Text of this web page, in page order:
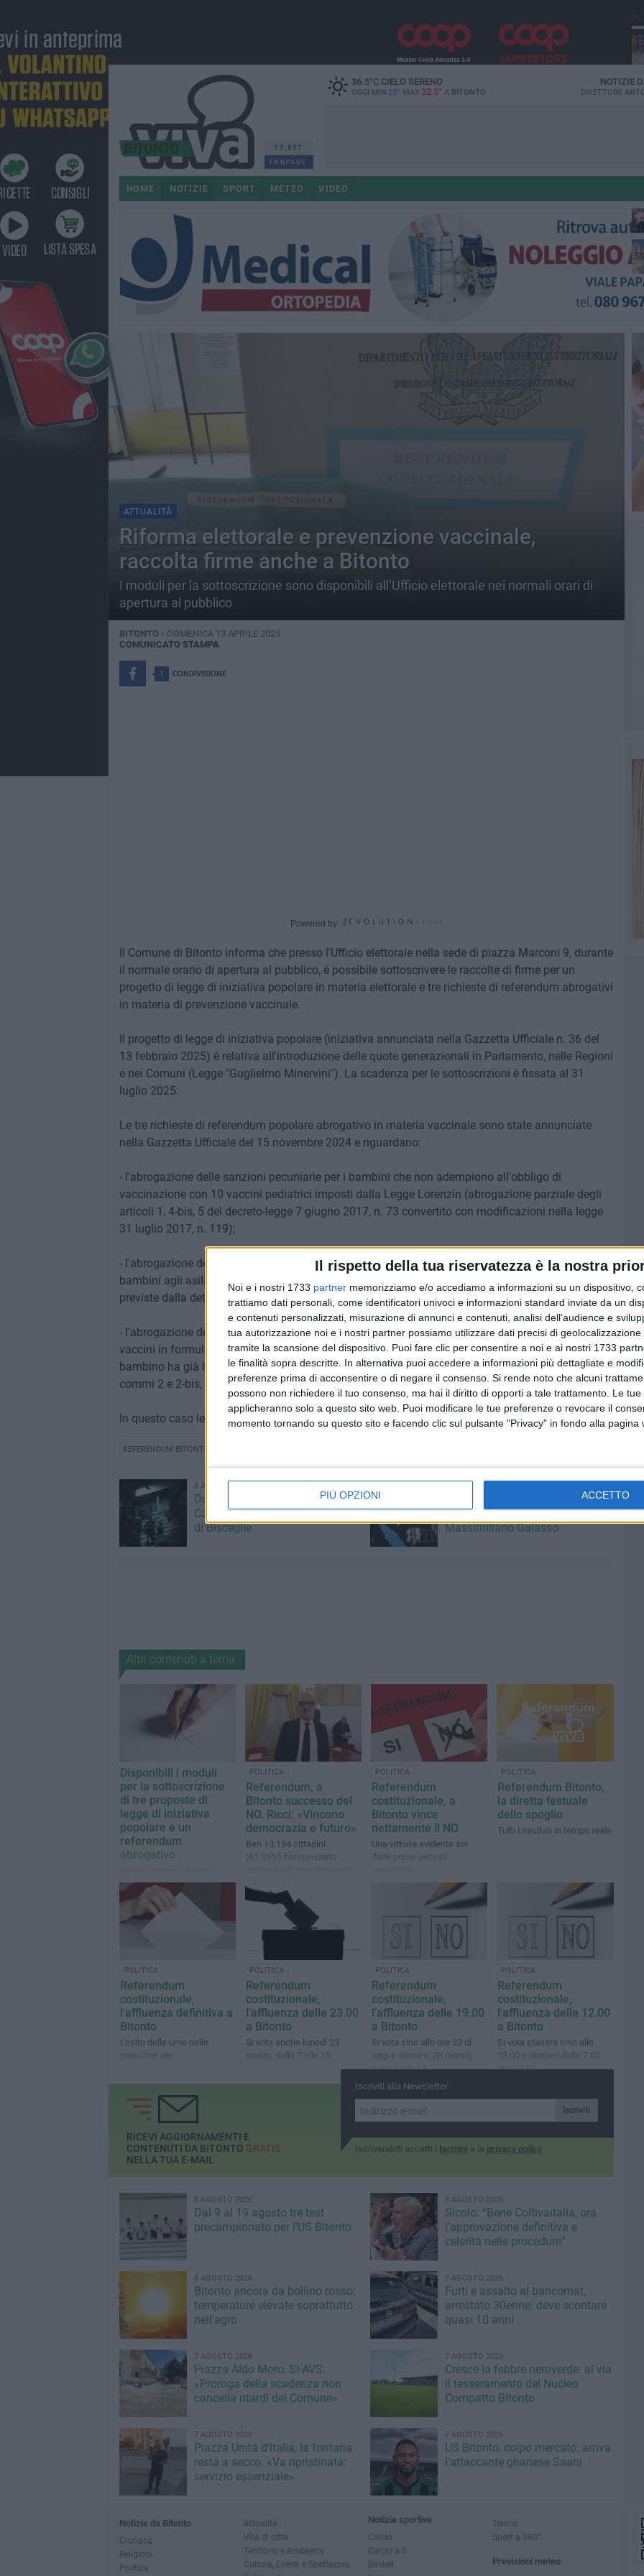
Il rispetto della tua riservatezza è la nostra
Noi e i nostri 1733 partner memorizziamo e/o accediamo a informazioni su un dispositivo,
trattiamo dati personali, come identificatori univoci e informazioni standard inviate da un
e contenuti personalizzati, misurazione di annunci e contenuti, analisi dell'audience e
tua autorizzazione noi e i nostri partner possiamo utilizzare dati precisi di
tramite la scansione del dispositivo. Puoi fare clic per consentire a noi e ai nostri 1733
le finalità sopra descritte. In alternativa puoi accedere a informazioni più dettagliate e
preferenze prima di acconsentire o di negare il consenso. Si rende noto che alcuni
possono non richiedere il tuo consenso, ma hai il diritto di opporti a tale trattamento. Le
applicheranno solo a questo sito web. Puoi modificare le tue preferenze o revocare il
momento tornando su questo sito e facendo clic sul pulsante "Privacy" in fondo alla pagina
PIÙ OPZIONI ACCETTO
17.877
FANPAGE
36.5°CCIELO SERENO
OGGI MIN 25° MAX 32.5° A BITONTO
NOTIZIE
DIRETTORE
HOME NOTIZIE SPORT METEO VIDEO
ATTUALITÀ
Riforma elettorale e prevenzione vaccinale,
raccolta firme anche a Bitonto
I moduli per la sottoscrizione sono disponibili all’Ufficio elettorale nei normali orari di
apertura al pubblico
BITONTO - DOMENICA 13 APRILE 2025
COMUNICATO STAMPA
1 CONDIVISIONE
Powered by
Il Comune di Bitonto informa che presso l'Ufficio elettorale nella sede di piazza Marconi 9, durante
il normale orario di apertura al pubblico, è possibile sottoscrivere le raccolte di firme per un
progetto di legge di iniziativa popolare in materia elettorale e tre richieste di referendum abrogativi
in materia di prevenzione vaccinale.
Il progetto di legge di iniziativa popolare (iniziativa annunciata nella Gazzetta Ufficiale n. 36 del
13 febbraio 2025) è relativa all'introduzione delle quote generazionali in Parlamento, nelle Regioni
e nei Comuni (Legge "Guglielmo Minervini"). La scadenza per le sottoscrizioni è fissata al 31
luglio 2025.
Le tre richieste di referendum popolare abrogativo in materia vaccinale sono state annunciate
nella Gazzetta Ufficiale del 15 novembre 2024 e riguardano:
- l'abrogazione delle sanzioni pecuniarie per i bambini che non adempiono all'obbligo di
vaccinazione con 10 vaccini pediatrici imposti dalla Legge Lorenzin (abrogazione parziale degli
articoli 1, 4-bis, 5 del decreto-legge 7 giugno 2017, n. 73 convertito con modificazioni nella legge
31 luglio 2017, n. 119);
- l'abrogazione delle disposizioni della Legge c.d. Lorenzin che condizionano l'iscrizione dei
bambini agli asili nido e alle scuole dell'infanzia all'espletamento delle vaccinazioni obbligatorie
previste dalla detta legge (abrogazione parziale articoli 3 e 3-bis del D.L. n. 73/2017);
- l'abrogazione delle disposizioni della Legge c.d. Lorenzin che prevedono la somministrazione di
vaccini in formulazione combinata contenenti anche l'antigene della malattia per la quale il
bambino ha già l'immunità naturale da avvenuta guarigione (abrogazione parziale articolo 1,
commi 2 e 2-bis, del D.L. n. 73/2017).
In questo caso le sottoscrizioni sono possibili sino al 15 giugno 2025.
REFERENDUM BITONTO
8 AGOSTO 2026
Due latitanti del clan mafioso
Capriati arrestati in un casolare
di Bisceglie
arrestati, le parole del colonnello
Massimiliano Galasso
Altri contenuti a tema
Disponibili i moduli
per la sottoscrizione
di tre proposte di
legge di iniziativa
popolare e un
referendum
abrogativo
possono rivolgersi all’Ufficio
Elettorale in Piazza Marconi
POLITICA
Referendum, a
Bitonto successo del
NO. Ricci: «Vincono
democrazia e futuro»
Ben 13.184 cittadini
(61,35%) hanno votato
POLITICA
Referendum
costituzionale, a
Bitonto vince
nettamente il NO
Una vittoria evidente sin
dalle prime sezioni
POLITICA
Referendum Bitonto,
la diretta testuale
dello spoglio
Tutti i risultati in tempo reale
POLITICA
Referendum
costituzionale,
l'affluenza definitiva a
Bitonto
L'esito delle urne nelle
prossime ore
POLITICA
Referendum
costituzionale,
l'affluenza delle 23.00
a Bitonto
Si vota anche lunedì 23
marzo, dalle 7 alle 15
POLITICA
Referendum
costituzionale,
l'affluenza delle 19.00
a Bitonto
Si vota sino alle ore 23 di
oggi e domani, 23 marzo,
dalle 7 alle 15
POLITICA
Referendum
costituzionale,
l'affluenza delle 12.00
a Bitonto
Si vota stasera sino alle
23.00 e domani dalle 7.00
alle 15.00
Iscriviti alla Newsletter
Iscriviti
Iscrivendoti accetti i termini e la privacy policy
RICEVI AGGIORNAMENTI E
CONTENUTI DA BITONTO GRATIS
NELLA TUA E-MAIL
8 AGOSTO 2026
Dal 9 al 19 agosto tre test
precampionato per l'US Bitonto
8 AGOSTO 2026
Sicolo: “Bene Coltivaitalia, ora
l’approvazione definitiva e
celerità nelle procedure”
8 AGOSTO 2026
Bitonto ancora da bollino rosso:
temperature elevate soprattutto
nell'agro
7 AGOSTO 2026
Furti e assalto al bancomat,
arrestato 30enne: deve scontare
quasi 10 anni
7 AGOSTO 2026
Piazza Aldo Moro, SI-AVS:
«Proroga della scadenza non
cancella ritardi del Comune»
7 AGOSTO 2026
Cresce la febbre neroverde: al via
il tesseramento del Nucleo
Compatto Bitonto
7 AGOSTO 2026
Piazza Unità d'Italia, la fontana
resta a secco. «Va ripristinata:
servizio essenziale»
7 AGOSTO 2026
US Bitonto, colpo mercato: arriva
l'attaccante ghanese Saani
Notizie da Bitonto
Cronaca
Religioni
Politica
Attualità
Vita di città
Territorio e Ambiente
Cultura, Eventi e Spettacolo
Notizie sportive
Calcio
Calcio a 5
Basket
Tennis
Sport a 360°
Previsioni meteo